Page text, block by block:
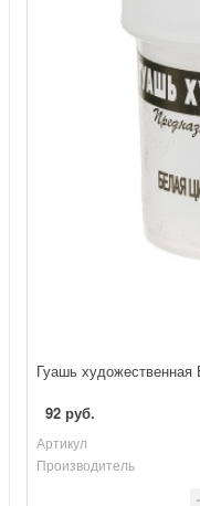
Гуашь
92 руб.
Артикул
Производитель